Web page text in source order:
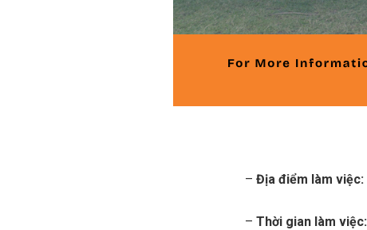
– Địa điểm làm việc:
– Thời gian làm việc: